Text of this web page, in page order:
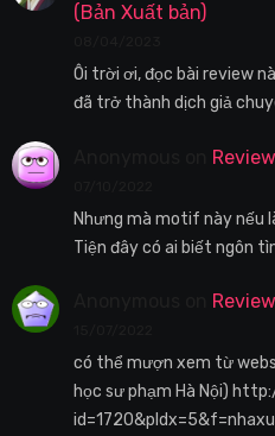
(Bản Xuất bản)
Ôi trời ơi, đọc bài review
đã trở thành dịch giả
Nhưng mà motif này nếu
Tiện đây có ai biết ngôn
có thể mượn xem từ
học sư phạm Hà Nội)